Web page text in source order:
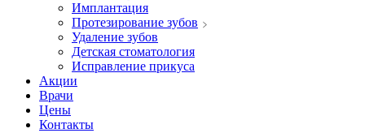
Имплантация
Протезирование зубов
Удаление зубов
Детская стоматология
Исправление прикуса
Акции
Врачи
Цены
Контакты